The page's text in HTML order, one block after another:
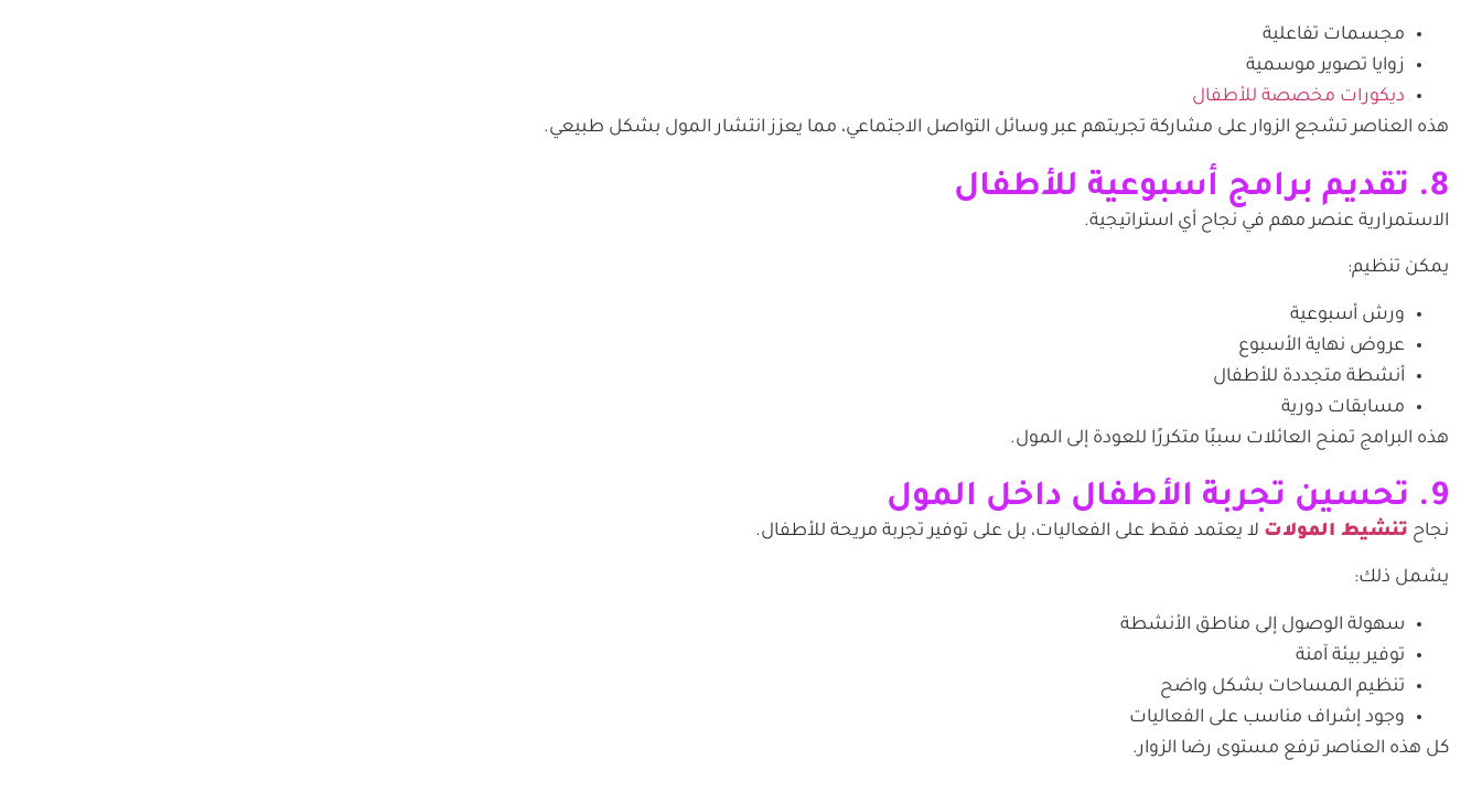
مجسمات تفاعلية
زوايا تصوير موسمية
ديكورات مخصصة للأطفال
هذه العناصر تشجع الزوار على مشاركة تجربتهم عبر وسائل التواصل الاجتماعي، مما يعزز انتشار المول بشكل طبيعي.
8. تقديم برامج أسبوعية للأطفال
الاستمرارية عنصر مهم في نجاح أي استراتيجية.
يمكن تنظيم:
ورش أسبوعية
عروض نهاية الأسبوع
أنشطة متجددة للأطفال
مسابقات دورية
هذه البرامج تمنح العائلات سببًا متكررًا للعودة إلى المول.
9. تحسين تجربة الأطفال داخل المول
نجاح تنشيط المولات لا يعتمد فقط على الفعاليات، بل على توفير تجربة مريحة للأطفال.
يشمل ذلك:
سهولة الوصول إلى مناطق الأنشطة
توفير بيئة آمنة
تنظيم المساحات بشكل واضح
وجود إشراف مناسب على الفعاليات
كل هذه العناصر ترفع مستوى رضا الزوار.